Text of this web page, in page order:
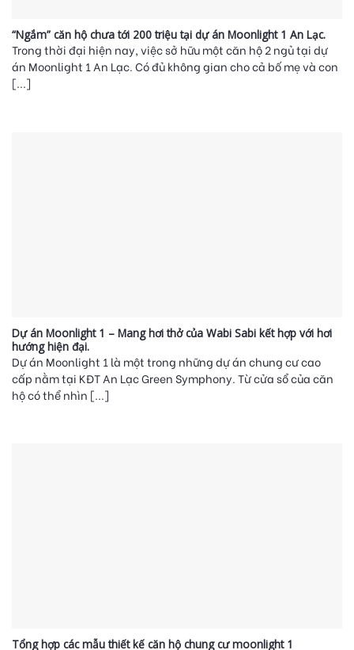
“Ngắm” căn hộ chưa tới 200 triệu tại dự án Moonlight 1 An Lạc.
Trong thời đại hiện nay, việc sở hữu một căn hộ 2 ngủ tại dự
án Moonlight 1 An Lạc. Có đủ không gian cho cả bố mẹ và con
[...]
Dự án Moonlight 1 – Mang hơi thở của Wabi Sabi kết hợp với hơi
hướng hiện đại.
Dự án Moonlight 1 là một trong những dự án chung cư cao
cấp nằm tại KĐT An Lạc Green Symphony. Từ cửa sổ của căn
hộ có thể nhìn [...]
Tổng hợp các mẫu thiết kế căn hộ chung cư moonlight 1